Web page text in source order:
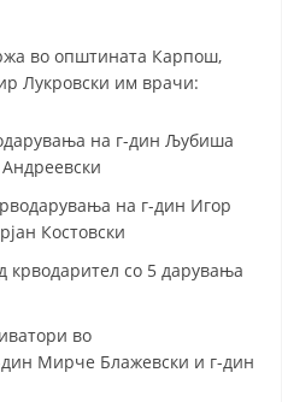
МАТЕРИЈАЛИ
во општината Карпош,
Лукровски им врачи:
на г-дин Љубиша
на г-дин Игор
Костовски
крводарител со 5 дарувања
во
дин Мирче Блажевски и г-дин